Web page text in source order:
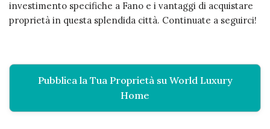
investimento specifiche a Fano e i vantaggi di acquistare
proprietà in questa splendida città. Continuate a seguirci!
Pubblica la Tua Proprietà su World Luxury
Home